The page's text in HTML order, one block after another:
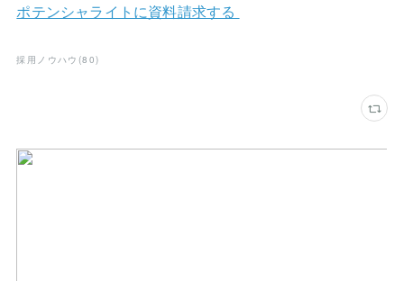
ポテンシャライトに資料請求する
採用ノウハウ (80)